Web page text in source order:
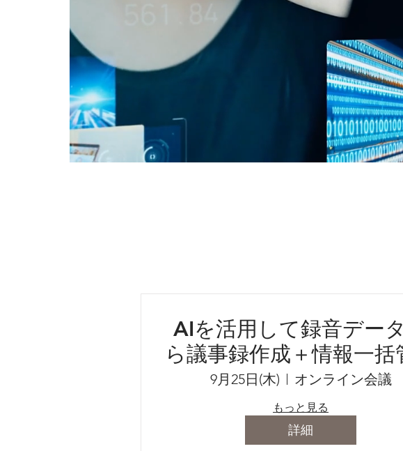
AIを活用して録音デー
ら議事録作成＋情報一括
～AIツールを活用した業
効率化の実践～
9月25日(木) オンライン会議
もっと見る
詳細